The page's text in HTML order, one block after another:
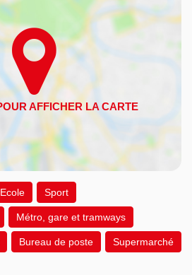
Ecole Sport
Métro, gare et tramways
Bureau de poste Supermarché